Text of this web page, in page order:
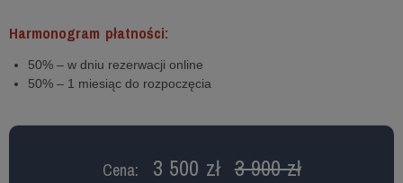
Harmonogram płatności:
50% – w dniu rezerwacji online
50% – 1 miesiąc do rozpoczęcia
Cena: 3 500 zł 3 900 zł